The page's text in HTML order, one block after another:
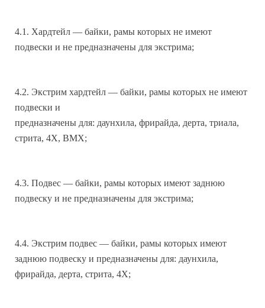
4.1. Хардтейл — байки, рамы которых не имеют
подвески и не предназначены для экстрима;
4.2. Экстрим хардтейл — байки, рамы которых не имеют
подвески и
предназначены для: даунхила, фрирайда, дерта, триала,
стрита, 4Х, BMX;
4.3. Подвес — байки, рамы которых имеют заднюю
подвеску и не предназначены для экстрима;
4.4. Экстрим подвес — байки, рамы которых имеют
заднюю подвеску и предназначены для: даунхила,
фрирайда, дерта, стрита, 4Х;